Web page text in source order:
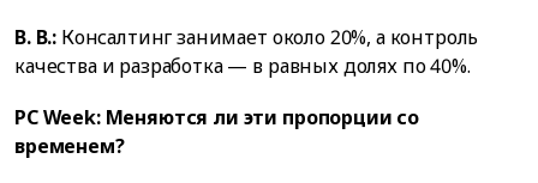
В. В.: Консалтинг занимает около 20%, а контроль
качества и разработка — в равных долях по 40%.
PC Week: Меняются ли эти пропорции со
временем?